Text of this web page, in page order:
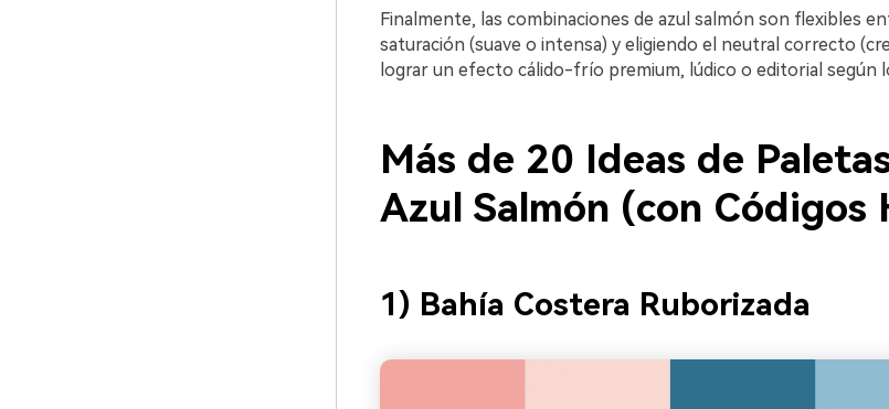
Finalmente, las combinaciones de azul salmón son flexibles
saturación (suave o intensa) y eligiendo el neutral correcto
lograr un efecto cálido-frío premium, lúdico o editorial según
Más de 20 Ideas de
Azul Salmón (con Códigos
1) Bahía Costera Ruborizada